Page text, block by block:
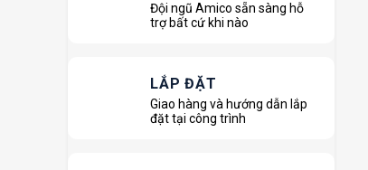
Đội ngũ Amico sẵn sàng hỗ
trợ bất cứ khi nào
LẮP ĐẶT
Giao hàng và hướng dẫn lắp
đặt tại công trình